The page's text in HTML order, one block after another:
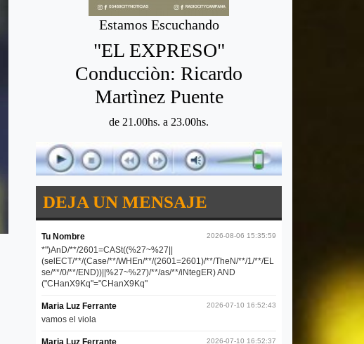
Estamos Escuchando
"EL EXPRESO"
Conducciòn: Ricardo
Martìnez Puente
de 21.00hs. a 23.00hs.
DEJA UN MENSAJE